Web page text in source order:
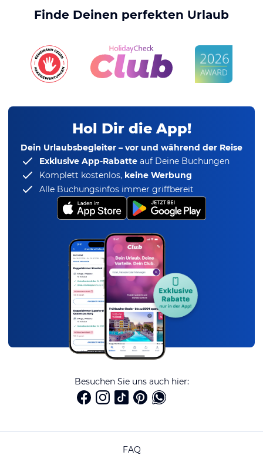
Finde Deinen perfekten Urlaub
Hol Dir die App!
Dein Urlaubsbegleiter – vor und während der Reise
Exklusive App-Rabatte auf Deine Buchungen
Komplett kostenlos, keine Werbung
Alle Buchungsinfos immer griffbereit
Besuchen Sie uns auch hier:
FAQ